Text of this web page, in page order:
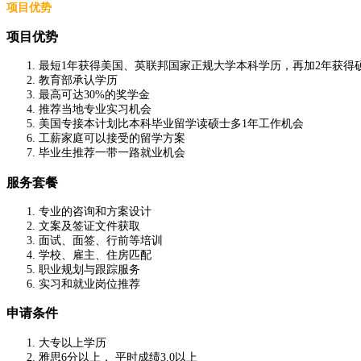
项目优势
项目优势
最短1年获得美国、英联邦国家正规大学本科学历，再加2年获得
教育部承认学历
最高可达30%的奖学金
推荐当地专业实习机会
美国专接本计划比本科毕业留学读硕士多1年工作机会
工薪家庭可以接受的留学方案
毕业生推荐一带一路就业机会
服务套餐
专业的咨询和方案设计
文案及签证文件获取
面试、面签、行前等培训
学校、雇主、住房匹配
职业规划与跟踪服务
实习和就业岗位推荐
申请条件
大专以上学历
雅思6分以上， 平时成绩3.0以上